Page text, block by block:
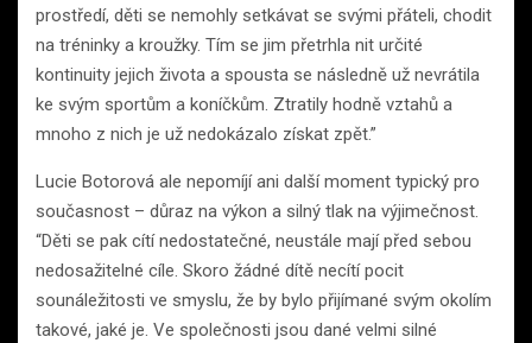
prostředí, děti se nemohly setkávat se svými přáteli, chodit
na tréninky a kroužky. Tím se jim přetrhla nit určité
kontinuity jejich života a spousta se následně už nevrátila
ke svým sportům a koníčkům. Ztratily hodně vztahů a
mnoho z nich je už nedokázalo získat zpět.”
Lucie Botorová ale nepomíjí ani další moment typický pro
současnost – důraz na výkon a silný tlak na výjimečnost.
“Děti se pak cítí nedostatečné, neustále mají před sebou
nedosažitelné cíle. Skoro žádné dítě necítí pocit
sounáležitosti ve smyslu, že by bylo přijímané svým okolím
takové, jaké je. Ve společnosti jsou dané velmi silné